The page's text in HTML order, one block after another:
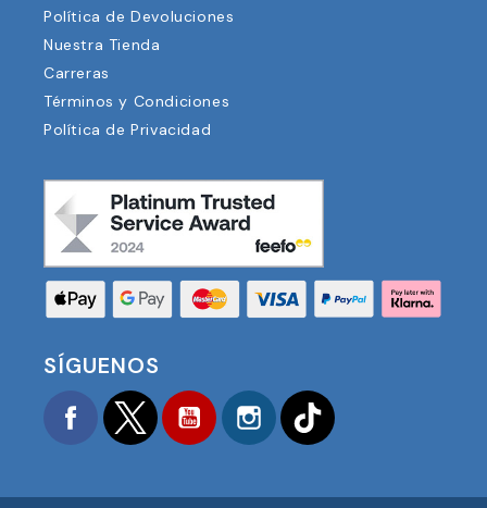
Política de Devoluciones
Nuestra Tienda
Carreras
Términos y Condiciones
Política de Privacidad
SÍGUENOS
FacebookTwitter YouTubeInstagram